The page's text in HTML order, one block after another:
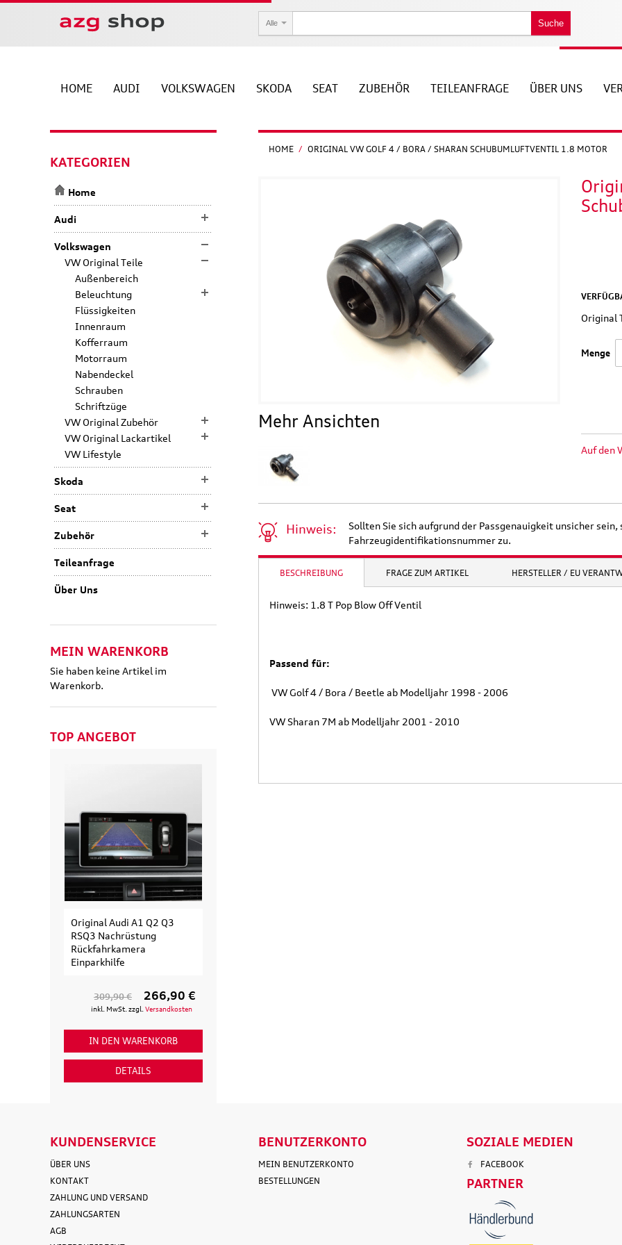
Alle Suche
HOME AUDI VOLKSWAGEN SKODA SEAT ZUBEHÖR TEILEANFRAGE ÜBER UNS
HOME / ORIGINAL VW GOLF 4 / BORA / SHARAN SCHUBUMLUFTVENTIL 1.8 MOTOR
Mehr Ansichten
Original
Menge
Auf den
Hinweis:
Sollten Sie sich aufgrund der Passgenauigkeit unsicher
Fahrzeugidentifikationsnummer zu.
BESCHREIBUNG FRAGE ZUM ARTIKEL HERSTELLER / EU
Hinweis: 1.8 T Pop Blow Off Ventil
Passend für:
VW Golf 4 / Bora / Beetle ab Modelljahr 1998 - 2006
VW Sharan 7M ab Modelljahr 2001 - 2010
KATEGORIEN
Home
Audi
Volkswagen
VW Original Teile
Außenbereich
Beleuchtung
Flüssigkeiten
Innenraum
Kofferraum
Motorraum
Nabendeckel
Schrauben
Schriftzüge
VW Original Zubehör
VW Original Lackartikel
VW Lifestyle
Skoda
Seat
Zubehör
Teileanfrage
Über Uns
MEIN WARENKORB
Sie haben keine Artikel im
Warenkorb.
TOP ANGEBOT
Original Audi A1 Q2 Q3
RSQ3 Nachrüstung
Rückfahrkamera
Einparkhilfe
309,90 € 266,90 €
inkl. MwSt. zzgl. Versandkosten
IN DEN WARENKORB
DETAILS
KUNDENSERVICE
ÜBER UNS
KONTAKT
ZAHLUNG UND VERSAND
ZAHLUNGSARTEN
AGB
BENUTZERKONTO
MEIN BENUTZERKONTO
BESTELLUNGEN
SOZIALE MEDIEN
FACEBOOK
PARTNER